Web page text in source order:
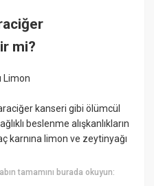
mi?
Limon
kanseri gibi ölümcül
beslenme alışkanlıkların
karnına limon ve zeytinyağı
tamamını burada okuyun: